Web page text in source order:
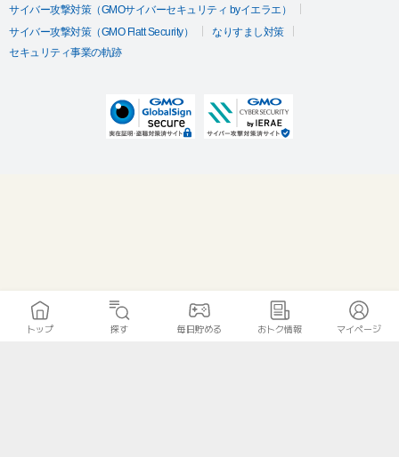
サイバー攻撃対策（GMOサイバーセキュリティ byイエラエ）
サイバー攻撃対策（GMO Flatt Security）
なりすまし対策
セキュリティ事業の軌跡
トップ 探す 毎日貯める おトク情報 マイページ